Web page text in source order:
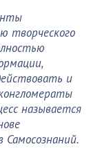
творческого
и
называется
Самосознаний.